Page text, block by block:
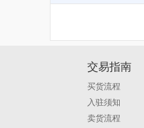
交易指南
买货流程
入驻须知
卖货流程